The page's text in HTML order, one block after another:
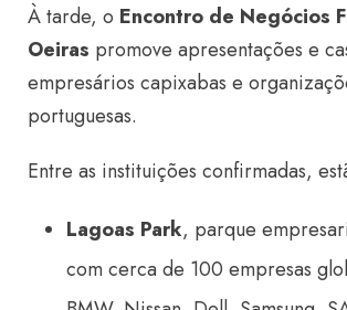
À tarde, o Encontro de Negócios
Oeiras promove apresentações e
empresários capixabas e
portuguesas.
Entre as instituições confirmadas,
Lagoas Park, parque
com cerca de 100 empresas